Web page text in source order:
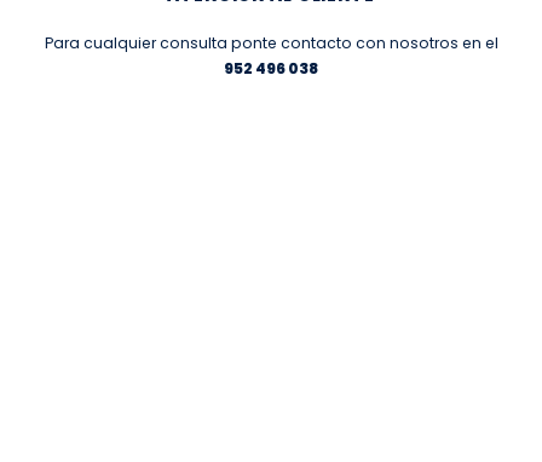
Para cualquier consulta ponte contacto con nosotros en el
952 496 038